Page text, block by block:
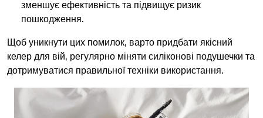
зменшує ефективність та підвищує ризик
пошкодження.
Щоб уникнути цих помилок, варто придбати якісний
келер для вій, регулярно міняти силіконові подушечки та
дотримуватися правильної техніки використання.